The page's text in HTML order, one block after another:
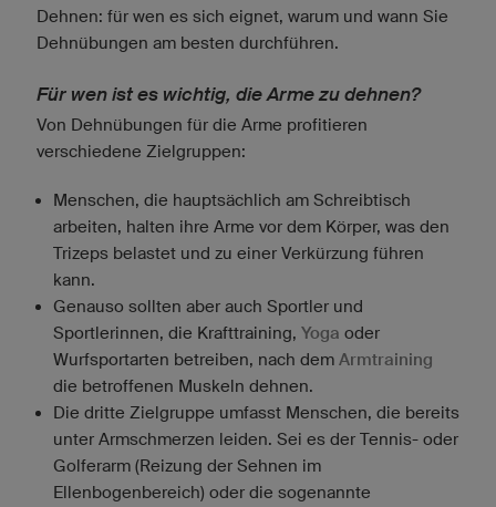
Dehnen: für wen es sich eignet, warum und wann Sie
Dehnübungen am besten durchführen.
Für wen ist es wichtig, die Arme zu dehnen?
Von Dehnübungen für die Arme profitieren
verschiedene Zielgruppen:
Menschen, die hauptsächlich am Schreibtisch
arbeiten, halten ihre Arme vor dem Körper, was den
Trizeps belastet und zu einer Verkürzung führen
kann.
Genauso sollten aber auch Sportler und
Sportlerinnen, die Krafttraining, Yoga oder
Wurfsportarten betreiben, nach dem Armtraining
die betroffenen Muskeln dehnen.
Die dritte Zielgruppe umfasst Menschen, die bereits
unter Armschmerzen leiden. Sei es der Tennis- oder
Golferarm (Reizung der Sehnen im
Ellenbogenbereich) oder die sogenannte